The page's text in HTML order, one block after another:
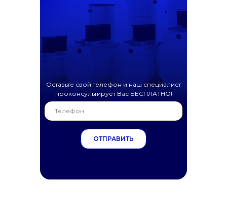
ОТПРАВИТЬ
Оставьте свой телефон и наш специалист
проконсультирует Вас БЕСПЛАТНО!